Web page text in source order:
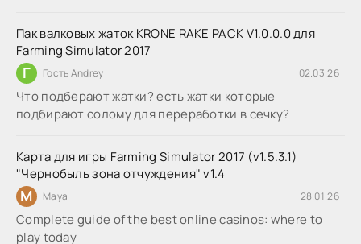
Пак валковых жаток KRONE RAKE PACK V1.0.0.0 для
Farming Simulator 2017
Г Гость Andrey 02.03.26
Что подберают жатки? есть жатки которые
подбирают солому для переработки в сечку?
Карта для игры Farming Simulator 2017 (v1.5.3.1)
"Чернобыль зона отчуждения" v1.4
M Maya 28.01.26
Complete guide of the best online casinos: where to
play today